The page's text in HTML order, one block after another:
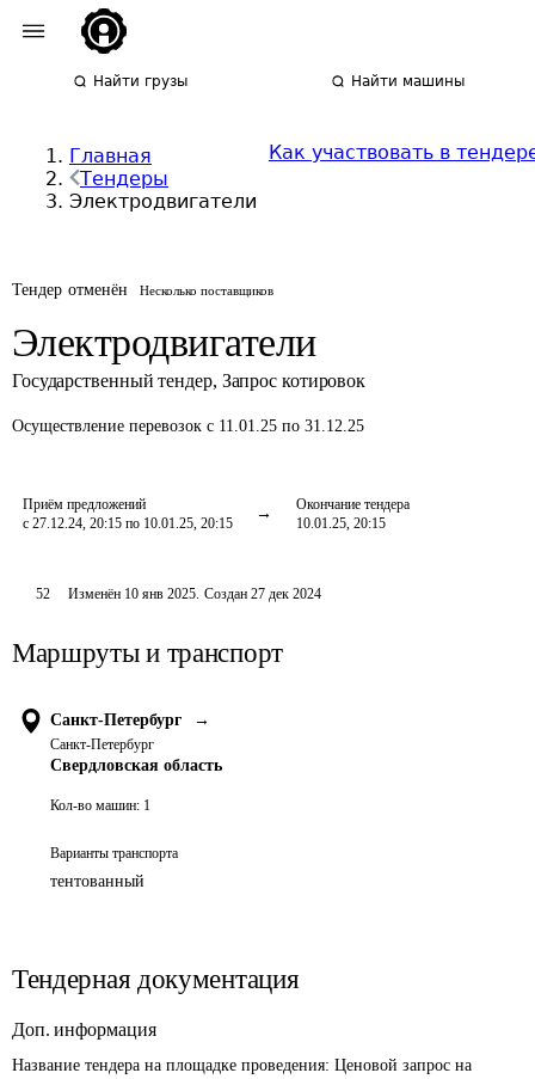
Найти грузы Найти машины
Главная
Тендеры
Электродвигатели
Как участвовать в
Тендер отменён Несколько поставщиков
Электродвигатели
Государственный тендер, Запрос котировок
Осуществление перевозок с 11.01.25 по 31.12.25
Приём предложений
с 27.12.24, 20:15 по 10.01.25, 20:15
Окончание тендера
10.01.25, 20:15
52 Изменён 10 янв 2025. Создан 27 дек 2024
Маршруты и транспорт
Санкт-Петербург →
Санкт-Петербург
Свердловская область
Кол-во машин: 1
Варианты транспорта
тентованный
Тендерная документация
Доп. информация
Название тендера на площадке проведения: Ценовой запрос на